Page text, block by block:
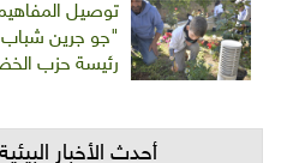
توصيل
"جو جرين شباب"
رئيسة حزب
أحدث الأخبار